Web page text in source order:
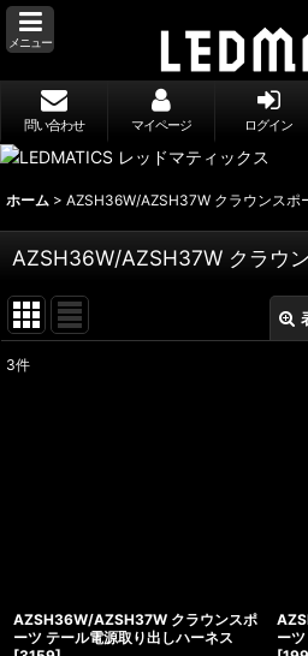
メニュー
問い合わせ マイページ ログイン
ホーム > AZSH36W/AZSH37W クラウンスポ
AZSH36W/AZSH37W クラウ
3件
AZSH36W/AZSH37W クラウンスポ
ーツ テール電源取り出しハーネス
ー